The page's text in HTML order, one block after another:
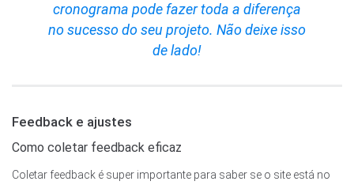
cronograma pode fazer toda a diferença
no sucesso do seu projeto. Não deixe isso
de lado!
Feedback e ajustes
Como coletar feedback eficaz
Coletar feedback é super importante para saber se o site está no